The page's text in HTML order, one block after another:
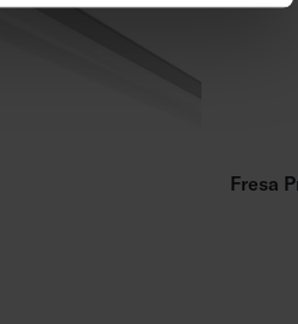
Fresa